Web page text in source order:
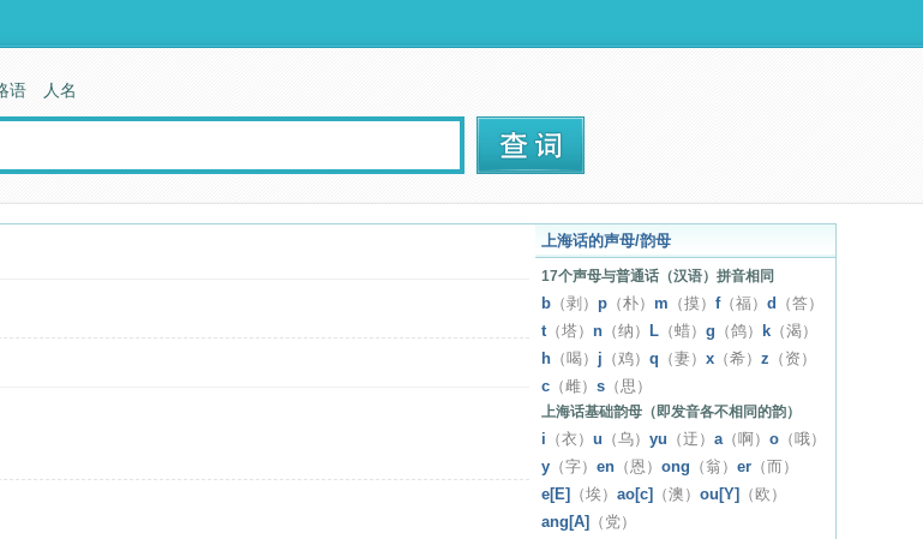
语 人名
上海话的声母/韵母
17个声母与普通话（汉语）拼音相同
b （剥） p （朴） m （摸） f（福） d
（答）
t（塔） n （纳） L （蜡） g （鸽） k （渴）
h （喝） j （鸡） q （妻） x （希） z （资）
c （雌） s （思）
上海话基础韵母（即发音各不相同的韵）
i （衣） u （乌） yu （迂） a（啊） o （哦）
y （字） en （恩） ong （翁） er （而）
e[E]
（埃） ao[c] （澳） ou[Y]
（欧）
ang[A]
（党）